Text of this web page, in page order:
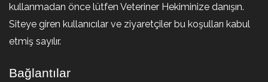
kullanmadan önce lütfen Veteriner Hekiminize danışın.
Siteye giren kullanıcılar ve ziyaretçiler bu koşulları kabul
etmiş sayılır.
Bağlantılar